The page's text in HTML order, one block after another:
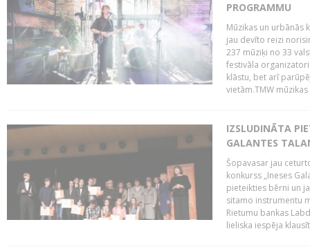
PROGRAMMU
Mūzikas un urbānās
jau devīto reizi
237 mūziķi no 33
festivāla
klāstu, bet arī
vietām.TMW
IZSLUDINĀTA
GALANTES
Šopavasar jau
konkurss „Ineses
pieteikties bērni un
sitamo instrumentu
Rietumu bankas
lieliska iespēja